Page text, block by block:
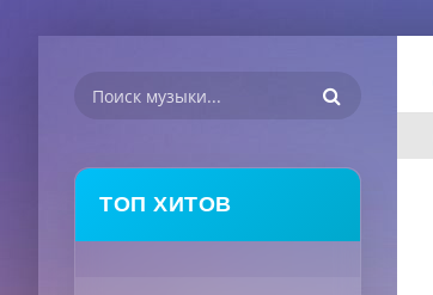
ТОП ХИТОВ